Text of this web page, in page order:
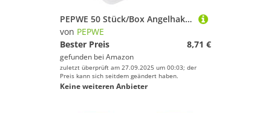
PEPWE 50 Stück/Box Angelhaken-Set, Hartstahl, scharf, rund, gebogen, starke Widerhaken
von PEPWE
Bester Preis
8,71 €
gefunden bei Amazon
zuletzt überprüft am 27.09.2025 um 00:03; der
Preis kann sich seitdem geändert haben.
Keine weiteren Anbieter